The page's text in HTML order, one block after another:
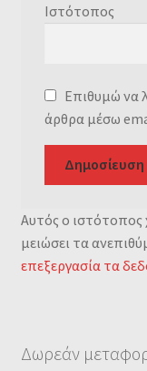
Ιστότοπος
Επιθυμώ να
άρθρα μέσω
Αυτός ο ιστότοπος
μειώσει τα
επεξεργασία τα
Δωρεάν